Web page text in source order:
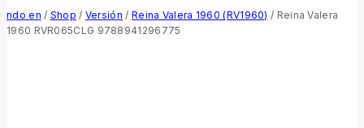
ndo en / Shop / Versión / Reina Valera 1960 (RV1960) / Reina Valera
1960 RVR065CLG 9788941296775